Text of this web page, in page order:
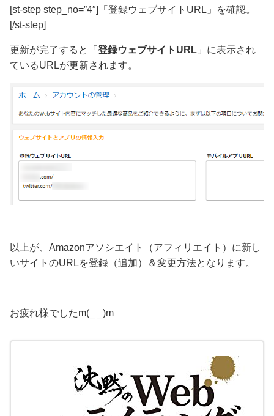
[st-step step_no=”4″]「登録ウェブサイトURL」を確認。
[/st-step]
更新が完了すると「 登録ウェブサイトURL 」に表示され
ているURLが更新されます。
以上が、Amazonアソシエイト（アフィリエイト）に新し
いサイトのURLを登録（追加）＆変更方法となります。
お疲れ様でしたm(_ _)m